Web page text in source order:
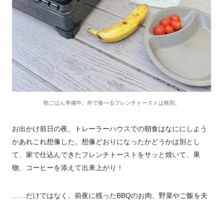
朝ごはん準備中。外で食べるフレンチトーストは格別。
お出かけ前日の夜、トレーラーハウスでの朝食はなににしよう
かあれこれ想像した。想像どおりになったかどうかは別とし
て、家で仕込んできたフレンチトーストをサッと焼いて、果
物、コーヒーを添えて出来上がり！
……だけではなく、前夜に残ったBBQのお肉、野菜やご飯を夫